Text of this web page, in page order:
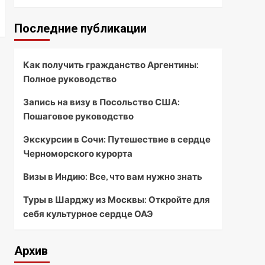
Последние публикации
Как получить гражданство Аргентины:
Полное руководство
Запись на визу в Посольство США:
Пошаговое руководство
Экскурсии в Сочи: Путешествие в сердце
Черноморского курорта
Визы в Индию: Все, что вам нужно знать
Туры в Шарджу из Москвы: Откройте для
себя культурное сердце ОАЭ
Архив